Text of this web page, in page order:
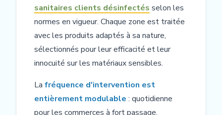
sanitaires clients désinfectés selon les
normes en vigueur. Chaque zone est traitée
avec les produits adaptés à sa nature,
sélectionnés pour leur efficacité et leur
innocuité sur les matériaux sensibles.
La fréquence d'intervention est
entièrement modulable : quotidienne
pour les commerces à fort passage,